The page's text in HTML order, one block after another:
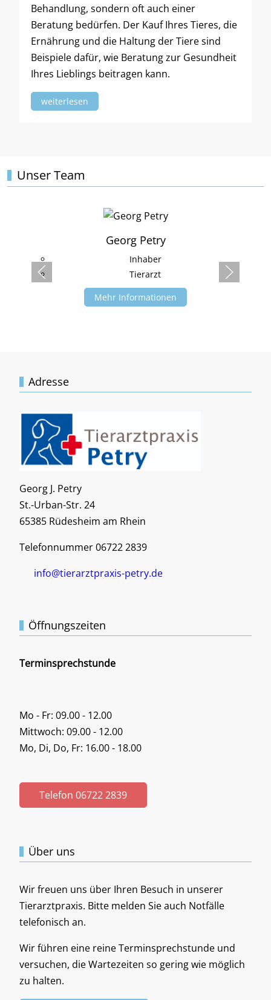
Behandlung, sondern oft auch einer
Beratung bedürfen. Der Kauf Ihres Tieres, die
Ernährung und die Haltung der Tiere sind
Beispiele dafür, wie Beratung zur Gesundheit
Ihres Lieblings beitragen kann.
weiterlesen
Unser Team
Georg Petry
Inhaber
Tierarzt
Mehr Informationen
Adresse
Georg J. Petry
St.-Urban-Str. 24
65385 Rüdesheim am Rhein
Telefonnummer 06722 2839
info@tierarztpraxis-petry.de
Öffnungszeiten
Terminsprechstunde
Mo - Fr: 09.00 - 12.00
Mittwoch: 09.00 - 12.00
Mo, Di, Do, Fr: 16.00 - 18.00
Telefon 06722 2839
Über uns
Wir freuen uns über Ihren Besuch in unserer
Tierarztpraxis. Bitte melden Sie auch Notfälle
telefonisch an.
Wir führen eine reine Terminsprechstunde und
versuchen, die Wartezeiten so gering wie möglich
zu halten.